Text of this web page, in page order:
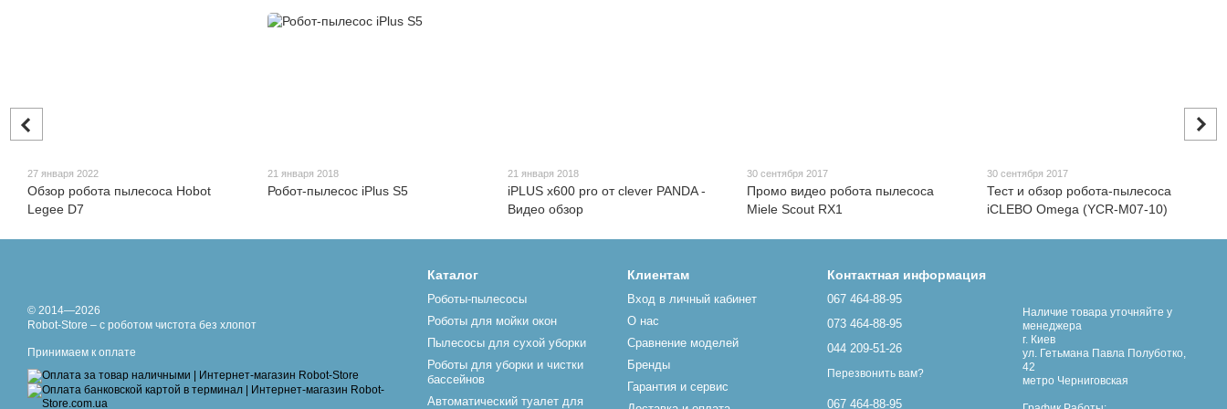
27 января 2022
Обзор робота пылесоса Hobot
Legee D7
21 января 2018
Робот-пылесос iPlus S5
21 января 2018
iPLUS x600 pro от clever PANDA -
Видео обзор
30 сентября 2017
Промо видео робота пылесоса
Miele Scout RX1
30 сентября 2017
Тест и обзор робота-пылесоса
iCLEBO Omega (YCR-M07-10)
© 2014—2026
Robot-Store – с роботом чистота без хлопот
Принимаем к оплате
Каталог
Роботы-пылесосы
Роботы для мойки окон
Пылесосы для сухой уборки
Роботы для уборки и чистки
бассейнов
Автоматический туалет для
Клиентам
Вход в личный кабинет
О нас
Сравнение моделей
Бренды
Гарантия и сервис
Контактная информация
067 464-88-95
073 464-88-95
044 209-51-26
Перезвонить вам?
067 464-88-95
Наличие товара уточняйте у
менеджера
г. Киев
ул. Гетьмана Павла Полуботко,
42
метро Черниговская